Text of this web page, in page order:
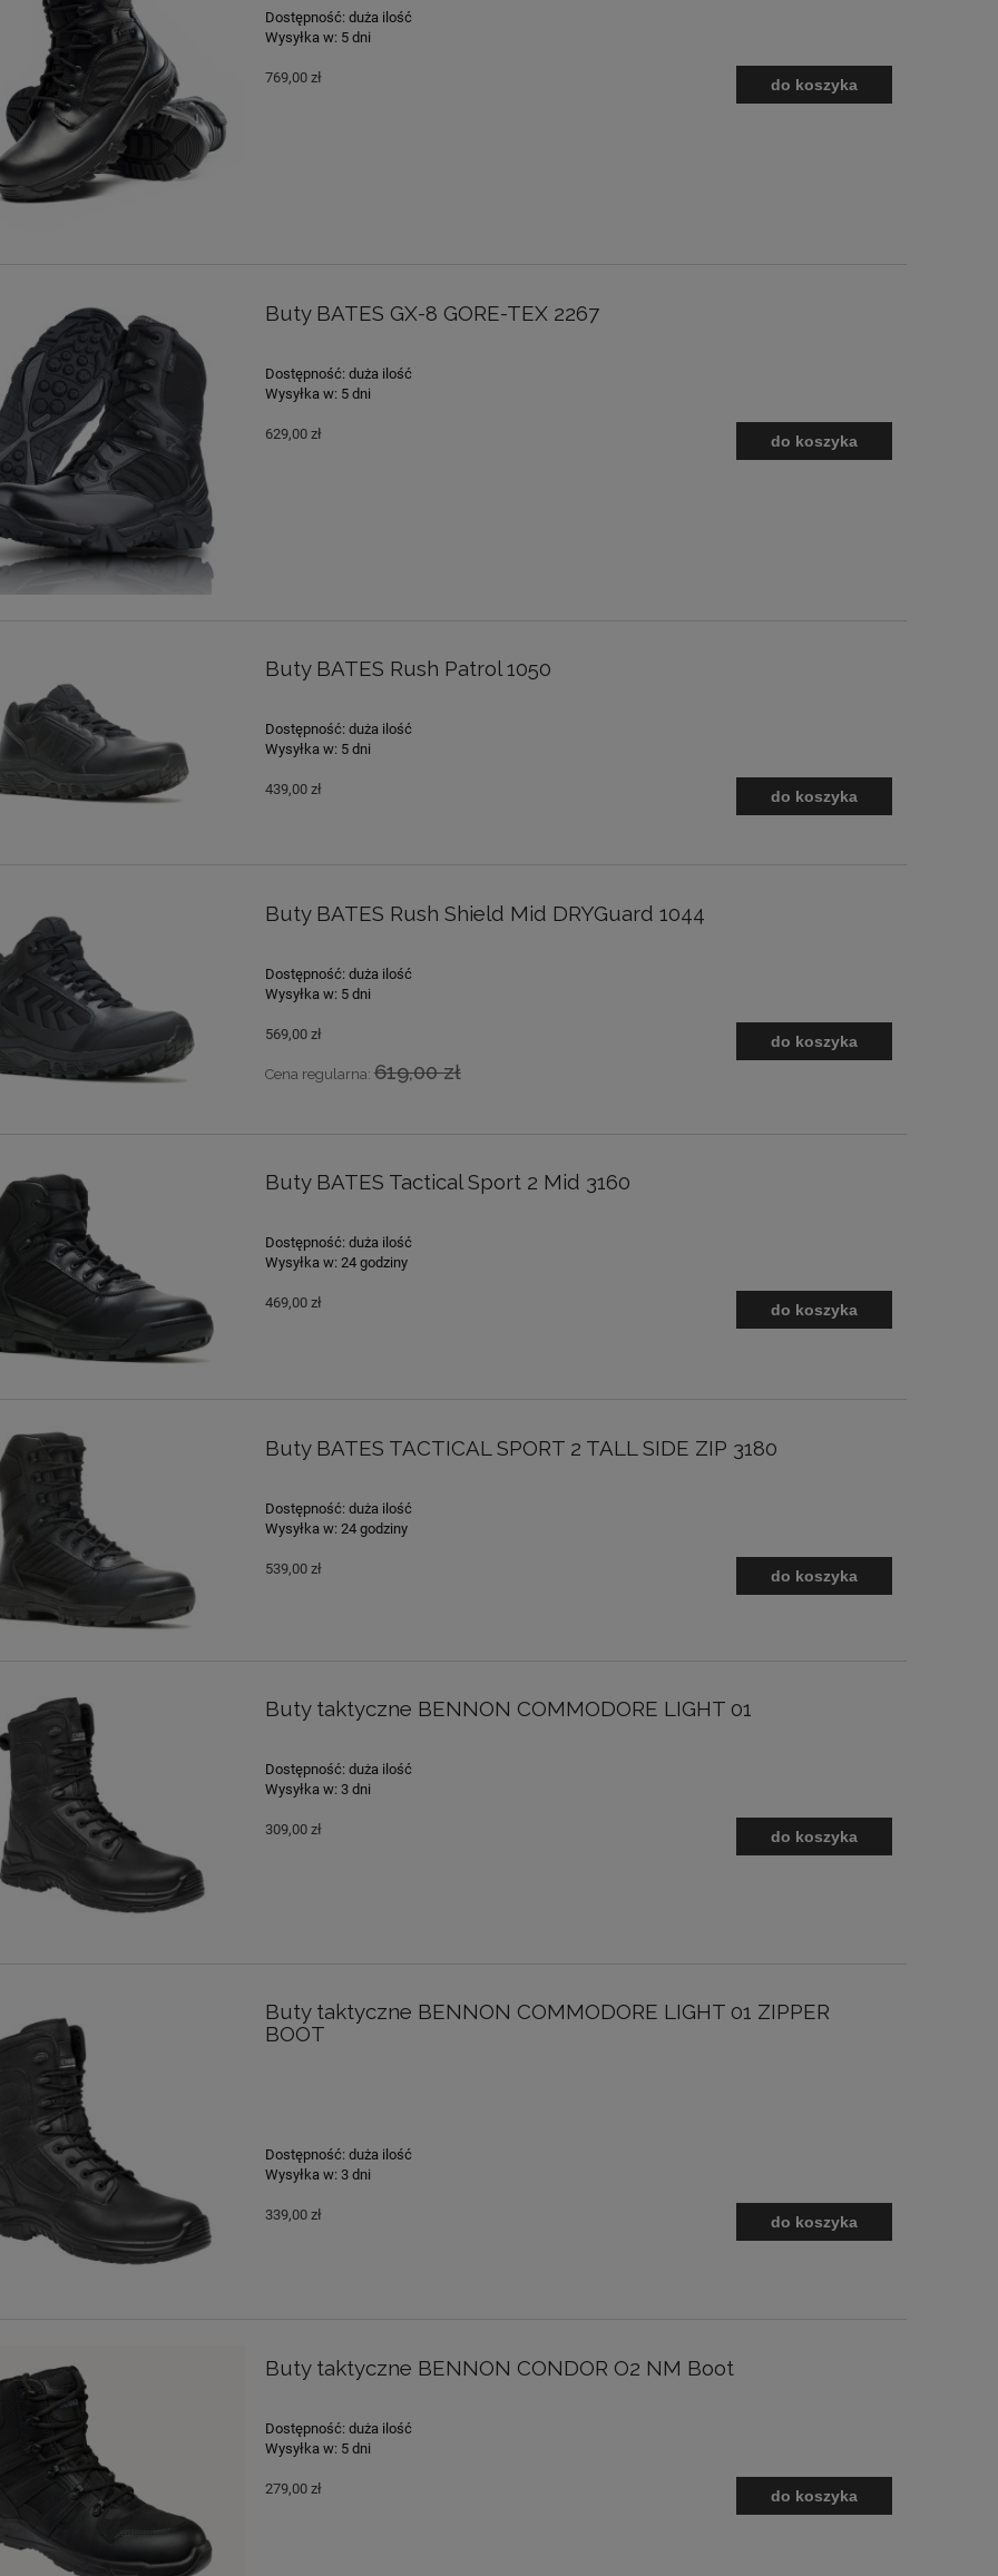
Dostępność: duża ilość
Wysyłka w: 5 dni
769,00 zł do koszyka
Buty BATES GX-8 GORE-TEX 2267
Dostępność: duża ilość
Wysyłka w: 5 dni
629,00 zł do koszyka
Buty BATES Rush Patrol 1050
Dostępność: duża ilość
Wysyłka w: 5 dni
439,00 zł do koszyka
Buty BATES Rush Shield Mid DRYGuard 1044
Dostępność: duża ilość
Wysyłka w: 5 dni
569,00 zł
Cena regularna: 619,00 zł
do koszyka
Buty BATES Tactical Sport 2 Mid 3160
Dostępność: duża ilość
Wysyłka w: 24 godziny
469,00 zł do koszyka
Buty BATES TACTICAL SPORT 2 TALL SIDE ZIP 3180
Dostępność: duża ilość
Wysyłka w: 24 godziny
539,00 zł do koszyka
Buty taktyczne BENNON COMMODORE LIGHT 01
Dostępność: duża ilość
Wysyłka w: 3 dni
309,00 zł do koszyka
Buty taktyczne BENNON COMMODORE LIGHT 01 ZIPPER
BOOT
Dostępność: duża ilość
Wysyłka w: 3 dni
339,00 zł do koszyka
Buty taktyczne BENNON CONDOR O2 NM Boot
Dostępność: duża ilość
Wysyłka w: 5 dni
279,00 zł do koszyka